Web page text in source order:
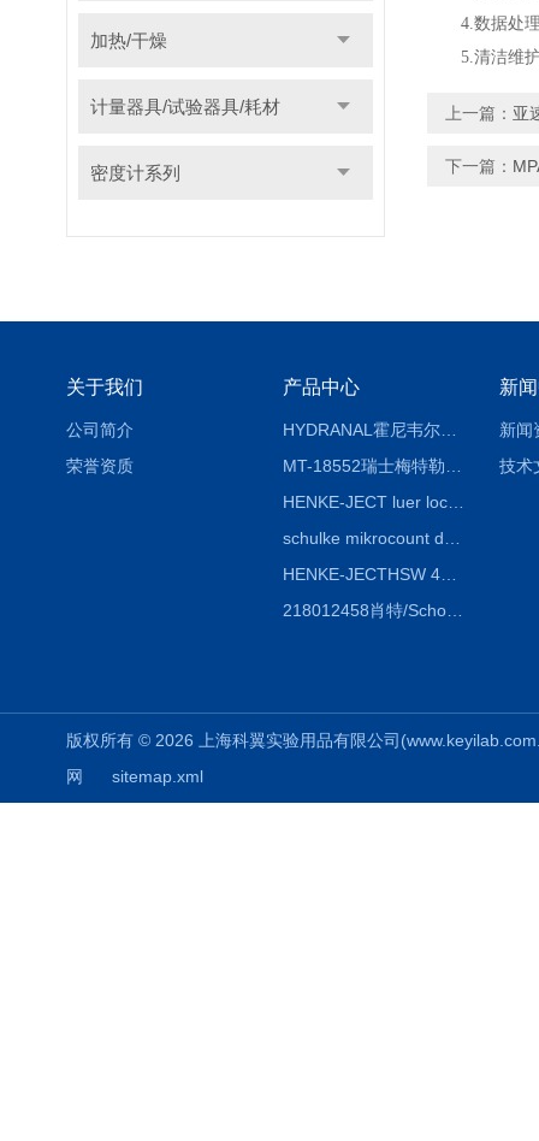
加热/干燥
计量器具/试验器具/耗材
密度计系列
4.数据处理
5.清洁维护
上一篇： 亚
下一篇：
关于我们
公司简介
荣誉资质
产品中心
HYDRANAL霍尼韦尔Fluka 34696-25G固体水标 二水合物
HENKE-JECT luer lock鲁尔锁注射器 4200-X00V0 20mL（24ml）
HENKE-JECTHSW 4020.X00V0 2ml（3mL）鲁尔锁注射器
218012458肖特/Schott duran蓝盖试剂瓶100ml，透明
新
新闻
技术
版权所有 © 2026 上海科翼实验用品有限公司
网
sitemap.xml